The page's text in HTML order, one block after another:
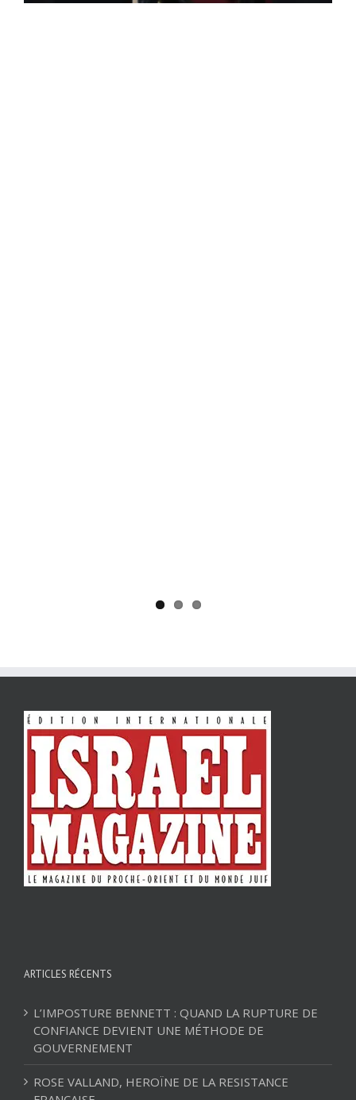
ARTICLES RÉCENTS
L’IMPOSTURE BENNETT : QUAND LA RUPTURE DE
CONFIANCE DEVIENT UNE MÉTHODE DE
GOUVERNEMENT
ROSE VALLAND, HEROÏNE DE LA RESISTANCE